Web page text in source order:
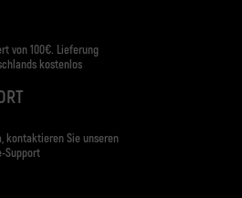
von 100€. Lieferung
kostenlos
kontaktieren Sie unseren
Support